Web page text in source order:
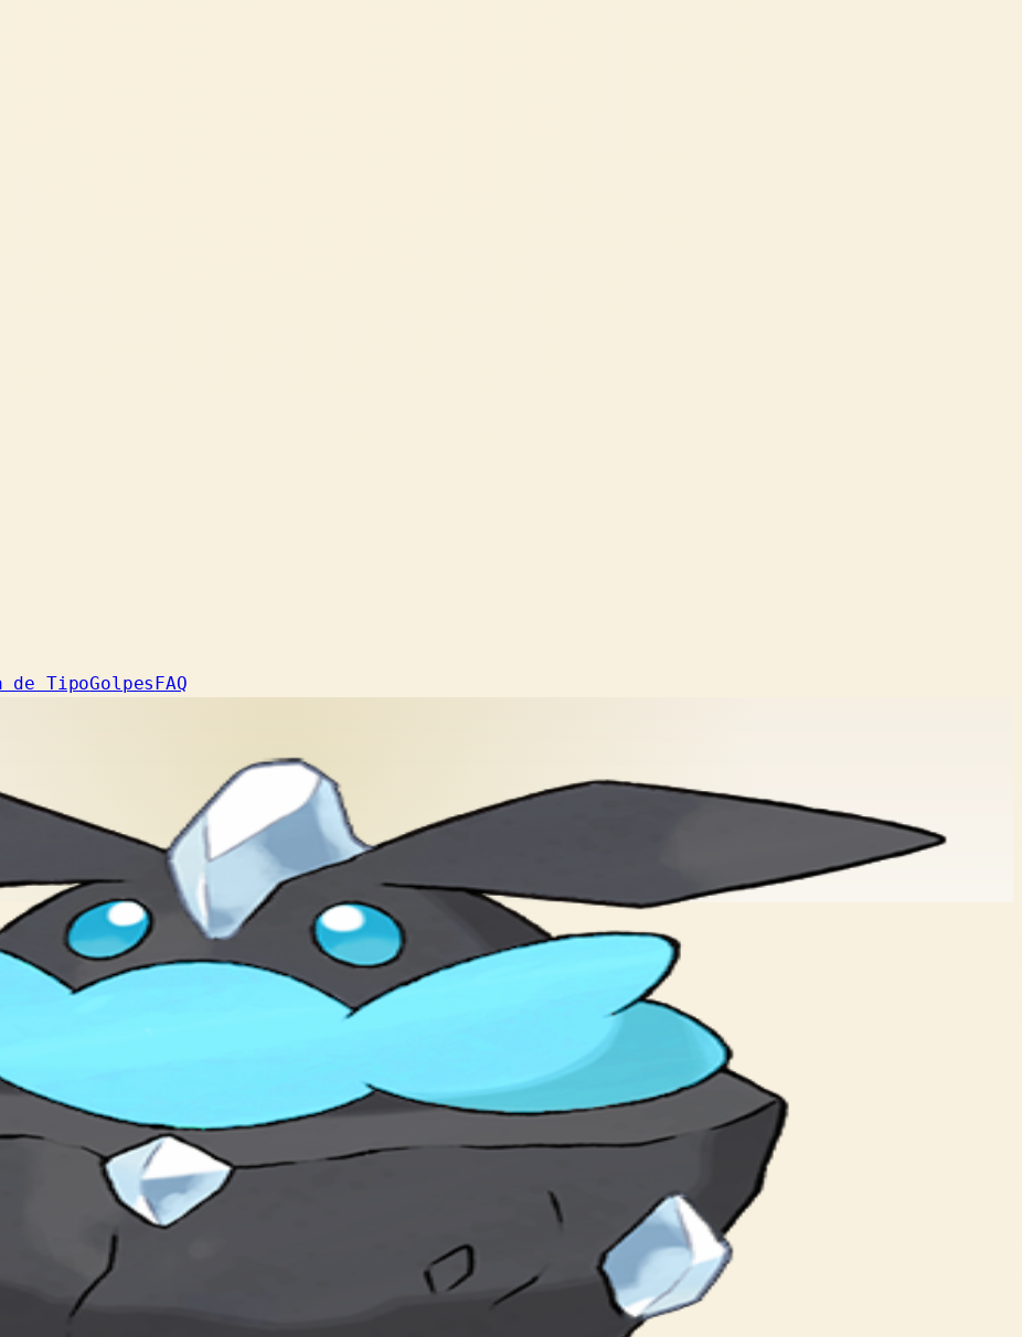
de TipoGolpesFAQ
it fires beams from the stone in its head.